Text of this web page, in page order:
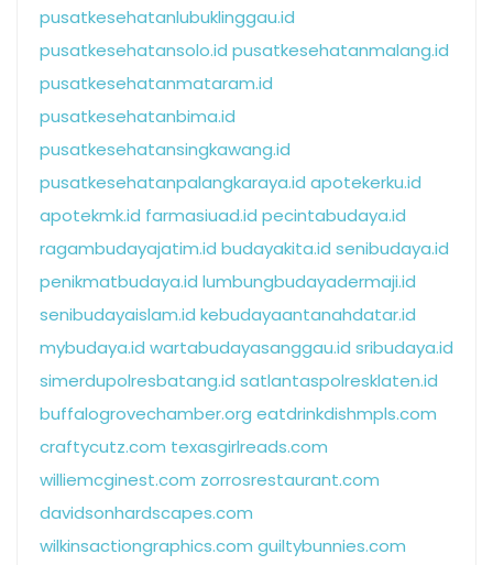
pusatkesehatanlubuklinggau.id
pusatkesehatansolo.id pusatkesehatanmalang.id
pusatkesehatanmataram.id
pusatkesehatanbima.id
pusatkesehatansingkawang.id
pusatkesehatanpalangkaraya.id apotekerku.id
apotekmk.id farmasiuad.id pecintabudaya.id
ragambudayajatim.id budayakita.id senibudaya.id
penikmatbudaya.id lumbungbudayadermaji.id
senibudayaislam.id kebudayaantanahdatar.id
mybudaya.id wartabudayasanggau.id sribudaya.id
simerdupolresbatang.id satlantaspolresklaten.id
buffalogrovechamber.org eatdrinkdishmpls.com
craftycutz.com texasgirlreads.com
williemcginest.com zorrosrestaurant.com
davidsonhardscapes.com
wilkinsactiongraphics.com guiltybunnies.com